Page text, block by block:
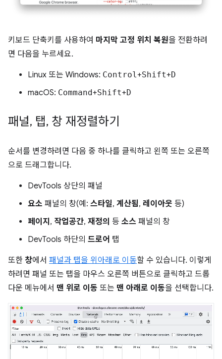
키보드 단축키를 사용하여 마지막 고정 위치 복원을 전환하려
면 다음을 누르세요.
Linux 또는 Windows: Control+Shift+D
macOS: Command+Shift+D
패널, 탭, 창 재정렬하기
순서를 변경하려면 다음 중 하나를 클릭하고 왼쪽 또는 오른쪽
으로 드래그합니다.
DevTools 상단의 패널
요소 패널의 창(예: 스타일, 계산됨, 레이아웃 등)
페이지 , 작업공간, 재정의 등 소스 패널의 창
DevTools 하단의 드로어 탭
또한 창에서 패널과 탭을 위아래로 이동할 수 있습니다. 이렇게
하려면 패널 또는 탭을 마우스 오른쪽 버튼으로 클릭하고 드롭
다운 메뉴에서 맨 위로 이동 또는 맨 아래로 이동을 선택합니다.